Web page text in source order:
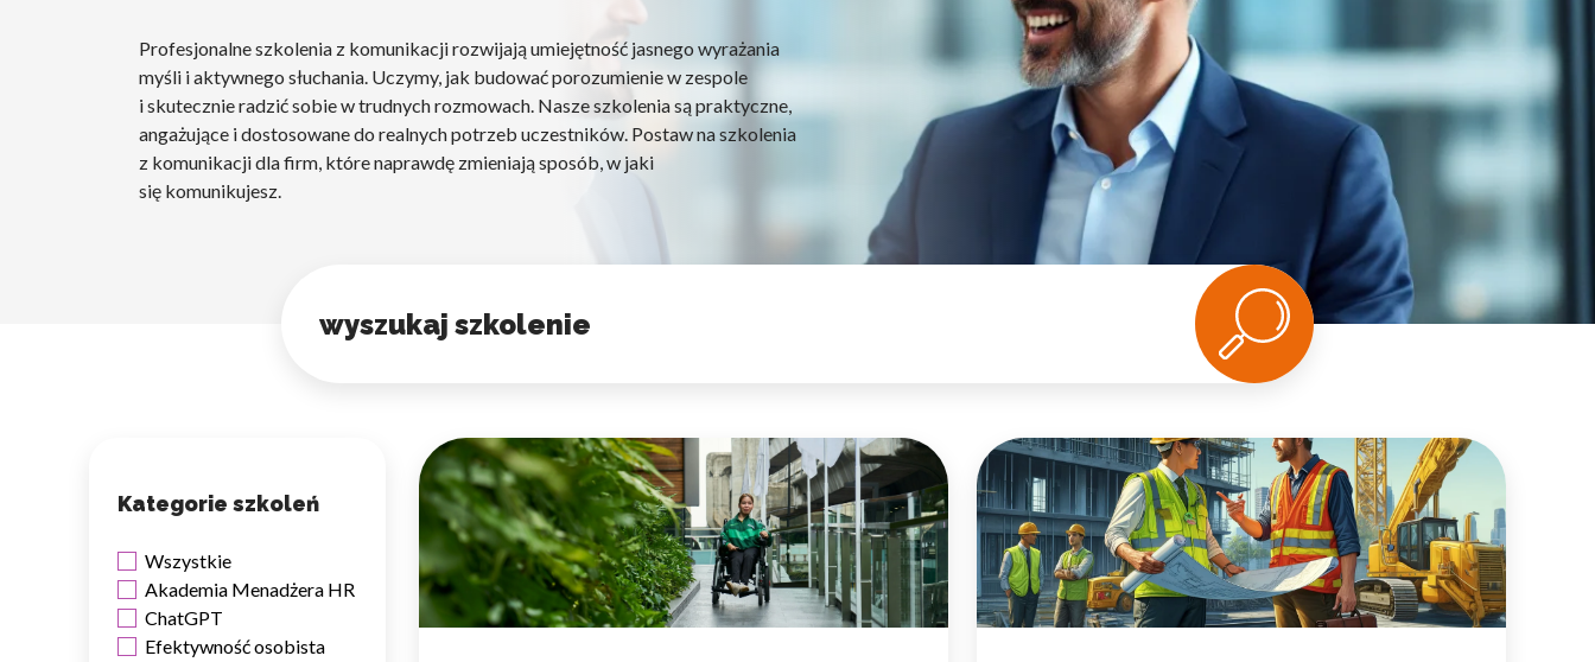
Profesjonalne szkolenia z komunikacji rozwijają umiejętność jasnego wyrażania
myśli i aktywnego słuchania. Uczymy, jak budować porozumienie w zespole
i skutecznie radzić sobie w trudnych rozmowach. Nasze szkolenia są praktyczne,
angażujące i dostosowane do realnych potrzeb uczestników. Postaw na szkolenia
z komunikacji dla firm, które naprawdę zmieniają sposób, w jaki
się komunikujesz.
Kategorie szkoleń
Wszystkie
Akademia Menadżera HR
ChatGPT
Efektywność osobista